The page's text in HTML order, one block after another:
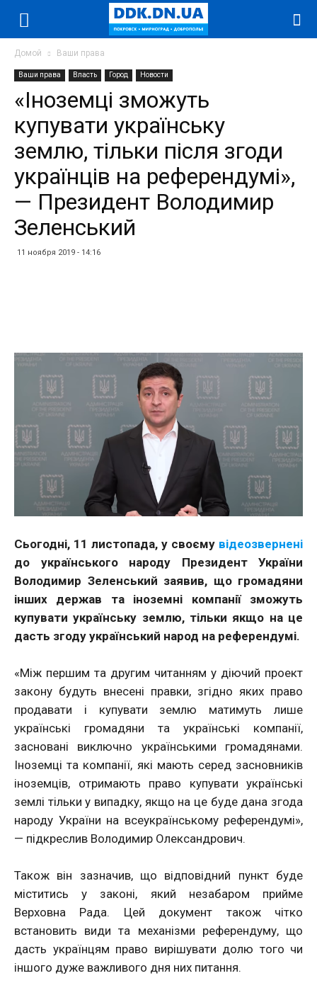
Домой Ваши права
Ваши права Власть Город Новости
«Іноземці зможуть
купувати українську
землю, тільки після згоди
українців на референдумі»,
— Президент Володимир
Зеленський
11 ноября 2019 - 14:16
Сьогодні, 11 листопада, у своєму відеозвернені
до українського народу Президент України
Володимир Зеленський заявив, що громадяни
інших держав та іноземні компанії зможуть
купувати українську землю, тільки якщо на це
дасть згоду український народ на референдумі.
«Між першим та другим читанням у діючий проект
закону будуть внесені правки, згідно яких право
продавати і купувати землю матимуть лише
українські громадяни та українські компанії,
засновані виключно українськими громадянами.
Іноземці та компанії, які мають серед засновників
іноземців, отримають право купувати українські
землі тільки у випадку, якщо на це буде дана згода
народу України на всеукраїнському референдумі»,
— підкреслив Володимир Олександрович.
Також він зазначив, що відповідний пункт буде
міститись у законі, який незабаром прийме
Верховна Рада. Цей документ також чітко
встановить види та механізми референдуму, що
дасть українцям право вирішувати долю того чи
іншого дуже важливого дня них питання.